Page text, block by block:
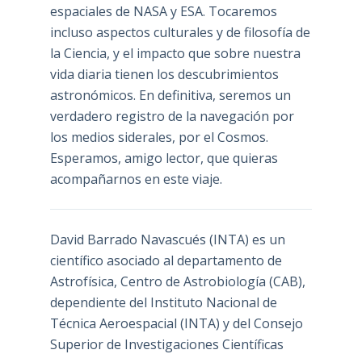
espaciales de NASA y ESA. Tocaremos
incluso aspectos culturales y de filosofía de
la Ciencia, y el impacto que sobre nuestra
vida diaria tienen los descubrimientos
astronómicos. En definitiva, seremos un
verdadero registro de la navegación por
los medios siderales, por el Cosmos.
Esperamos, amigo lector, que quieras
acompañarnos en este viaje.
David Barrado Navascués (INTA) es un
científico asociado al departamento de
Astrofísica, Centro de Astrobiología (CAB),
dependiente del Instituto Nacional de
Técnica Aeroespacial (INTA) y del Consejo
Superior de Investigaciones Científicas